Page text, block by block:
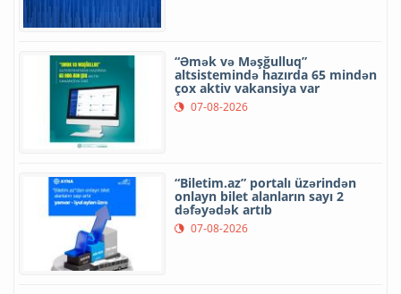
“Əmək və Məşğulluq”
altsistemində hazırda 65 mindən
çox aktiv vakansiya var
07-08-2026
“Biletim.az” portalı üzərindən
onlayn bilet alanların sayı 2
dəfəyədək artıb
07-08-2026